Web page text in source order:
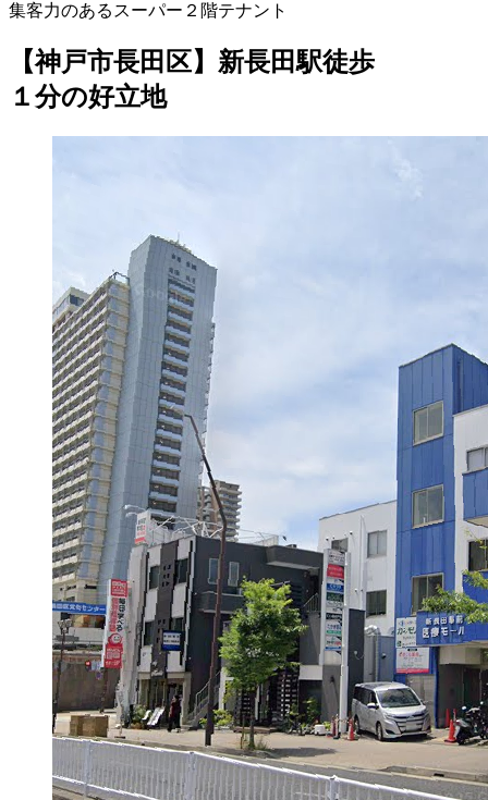
集客力のあるスーパー２階テナント
【神戸市長田区】新長田駅徒歩
１分の好立地